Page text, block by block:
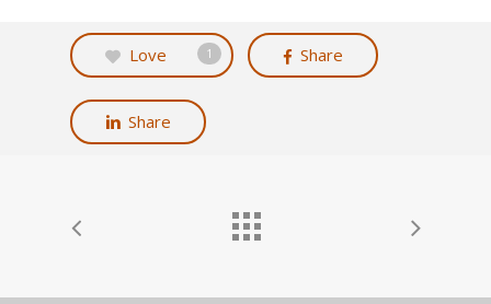
Love 1 Share
Share